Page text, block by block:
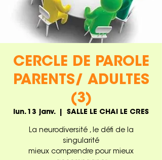
CERCLE DE PAROLE
PARENTS/ ADULTES
(3)
lun. 13 janv.
  |
SALLE LE CHAI LE CRES
La neurodiversité , le défi de la
singularité
mieux comprendre pour mieux